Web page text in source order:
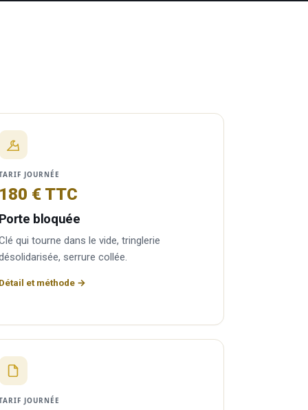
JOURNÉE
180 € TTC
Porte bloquée
qui tourne dans le vide, tringlerie
serrure collée.
Détail et méthode →
JOURNÉE